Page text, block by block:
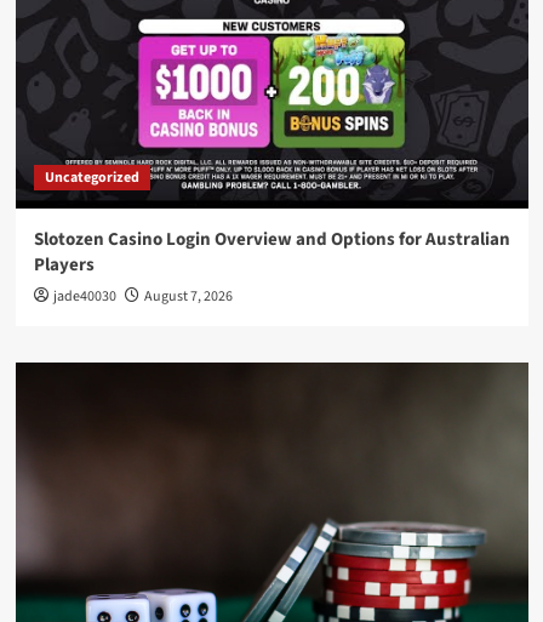
Uncategorized
Slotozen Casino Login Overview and Options for Australian
Players
jade40030 August 7, 2026